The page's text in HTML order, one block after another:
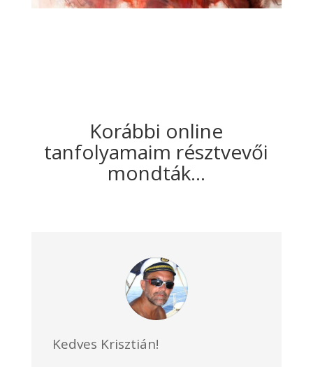
Korábbi online
tanfolyamaim résztvevői
mondták…
Kedves Krisztián!